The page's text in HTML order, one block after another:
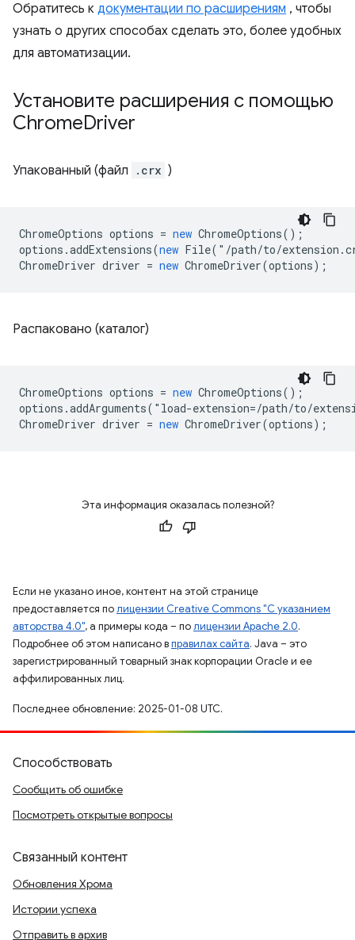
Обратитесь к документации по расширениям , чтобы
узнать о других способах сделать это, более удобных
для автоматизации.
Установите расширения с помощью
ChromeDriver
Упакованный (файл .crx )
ChromeOptions options = new ChromeOptions();
options .addExtensions(new File( " /path/to/
ChromeDriver driver = new ChromeDriver(options);
Распаковано (каталог)
ChromeOptions options = new ChromeOptions();
options .addArguments( " load-extension=/path/to/
ChromeDriver driver = new ChromeDriver(options);
Эта информация оказалась полезной?
Если не указано иное, контент на этой странице
предоставляется полицензии Creative Commons "С указанием
авторства 4.0", а примеры кода – полицензии Apache 2.0.
Подробнее об этом написано вправилах сайта. Java – это
зарегистрированный товарный знак корпорации Oracle и ее
аффилированных лиц.
Последнее обновление: 2025-01-08 UTC.
Способствовать
Сообщить об ошибке
Посмотреть открытые вопросы
Связанный контент
Обновления Хрома
Истории успеха
Отправить в архив